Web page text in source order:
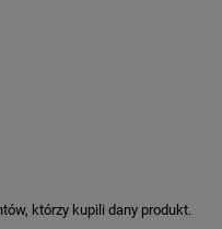
którzy kupili dany produkt.